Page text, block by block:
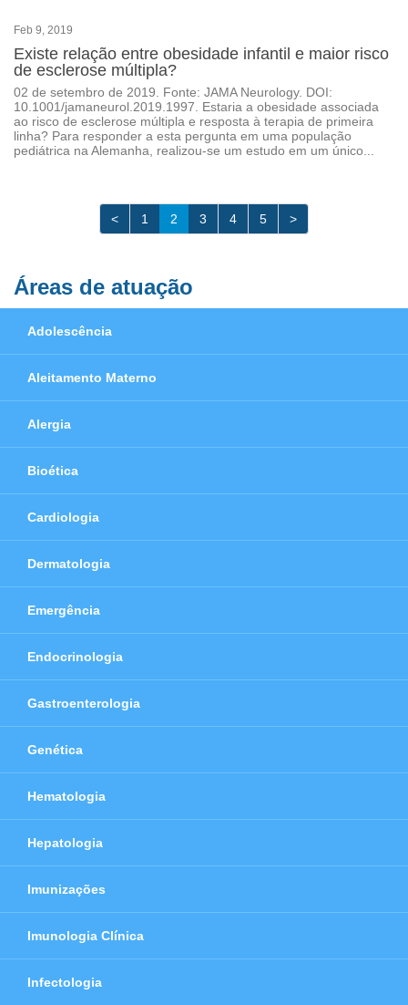
Feb 9, 2019
Existe relação entre obesidade infantil e maior risco
de esclerose múltipla?
02 de setembro de 2019. Fonte: JAMA Neurology. DOI:
10.1001/jamaneurol.2019.1997. Estaria a obesidade associada
ao risco de esclerose múltipla e resposta à terapia de primeira
linha? Para responder a esta pergunta em uma população
pediátrica na Alemanha, realizou-se um estudo em um único...
< 1 2 3 4 5 >
Áreas de atuação
Adolescência
Aleitamento Materno
Alergia
Bioética
Cardiologia
Dermatologia
Emergência
Endocrinologia
Gastroenterologia
Genética
Hematologia
Hepatologia
Imunizações
Imunologia Clínica
Infectologia